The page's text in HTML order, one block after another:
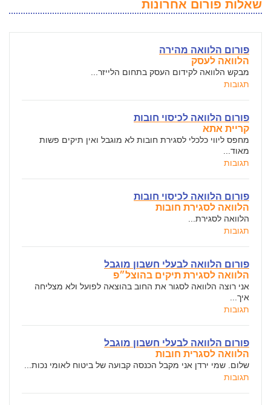
שאלות פורום אחרונות
פורום הלוואה מהירה
הלוואה לעסק
מבקש הלוואה לקידום העסק בתחום הלייזר...
תגובות
פורום הלוואה לכיסוי חובות
קריית אתא
מחפס ליווי כלכלי לסגירת חובות לא מוגבל ואין תיקים פשות
מאוד...
תגובות
פורום הלוואה לכיסוי חובות
הלוואה לסגירת חובות
הלוואה לסגירת...
תגובות
פורום הלוואה לבעלי חשבון מוגבל
הלוואה לסגירת תיקים בהוצל״פ
אני רוצה הלוואה לסגור את החוב בהוצאה לפועל ולא מצליחה
איך...
תגובות
פורום הלוואה לבעלי חשבון מוגבל
הלוואה לסגרית חובות
שלום. שמי ירדן אני מקבל הכנסה קבועה של ביטוח לאומי נכות...
תגובות